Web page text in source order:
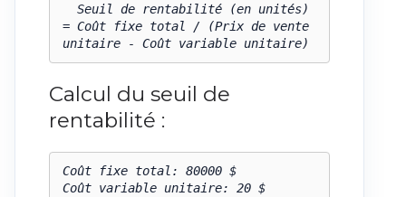
= Coût fixe total / (Prix de vente
unitaire - Coût variable unitaire)
Calcul du seuil de
rentabilité :
Coût fixe total: 80000 $
Coût variable unitaire: 20 $